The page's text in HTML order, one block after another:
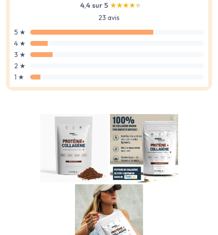
4,4 sur 5 ★★★★★
★★★★★
23 avis
5 ★
4 ★
3 ★
2 ★
1 ★